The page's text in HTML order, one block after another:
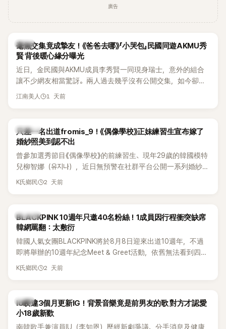
廣告
韓星
毫無交集竟成摯友！《爸爸去哪》「小哭包」民國同遊AKMU秀
賢 背後暖心緣分曝光
近日，金民國與AKMU成員李秀賢一同現身瑞士，意外的組合
讓不少網友相當驚訝。兩人過去幾乎沒有公開交集，如今卻一
起踏上瑞士之旅，也讓粉絲紛紛好奇：「他們到底是怎麼認識
江南美人 1 天前
K-POP
只差一名出道fromis_9！《偶像學校》正妹練習生宣布嫁了
婚紗照美到認不出
曾參加選秀節目《偶像學校》的前練習生、現年29歲的韓國模特
兒柳智娜（유지나），近日無預警在社群平台公開一系列婚紗
照，親自宣布即將步入婚姻，消息曝光後讓不少曾追看節目的
K氏鄉民 2 天前
K-POP
BLACKPINK 10週年只邀40名粉絲！1成員因行程衝突缺席
韓網罵翻：太敷衍
韓國人氣女團BLACKPINK將於8月8日迎來出道10週年，不過
即將舉辦的10週年紀念Meet & Greet活動，依舊無法看到四人
合體。根據韓媒《MyDaily》7日報導，當天將由Jisoo（智秀）、
K氏鄉民 2 天前
韓星
IU睽違3個月更新IG！背景音樂竟是前男友的歌 對方才認愛
小18歲新歡
南韓歌手兼演員IU（李知恩）歷經新劇爭議、分手消息及健康